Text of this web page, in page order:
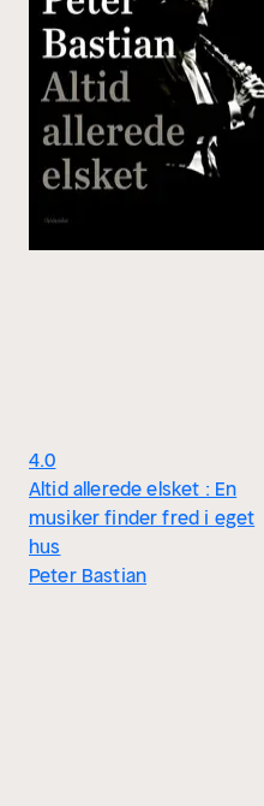
4.0
Altid allerede elsket : En
musiker finder fred i eget
hus
Peter Bastian